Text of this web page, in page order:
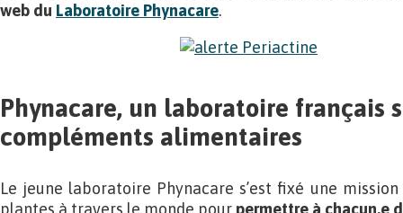
web du Laboratoire Phynacare.
Phynacare, un laboratoire français
compléments alimentaires
Le jeune laboratoire Phynacare s’est fixé une
plantes à travers le monde pour permettre à chacun.e